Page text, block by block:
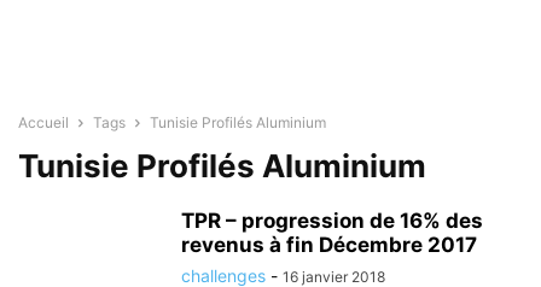
Accueil Tags Tunisie Profilés Aluminium
Tunisie Profilés Aluminium
TPR – progression de 16% des
revenus à fin Décembre 2017
challenges - 16 janvier 2018